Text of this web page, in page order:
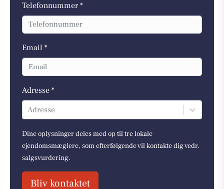
Telefonnummer *
Email *
Adresse *
Adresse
Dine oplysninger deles med op til tre lokale
ejendomsmæglere, som efterfølgende vil kontakte dig vedr.
salgsvurdering.
Bliv kontaktet